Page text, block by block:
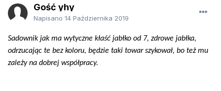
Gość yhy
Napisano 14 Października 2019
Sadownik jak ma wytyczne kłaść jabłko od 7, zdrowe jabłka,
odrzucając te bez koloru, będzie taki towar szykował, bo też mu
zależy na dobrej współpracy.